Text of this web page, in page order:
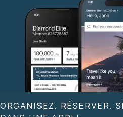
ORGANISEZ. RÉSERVER.